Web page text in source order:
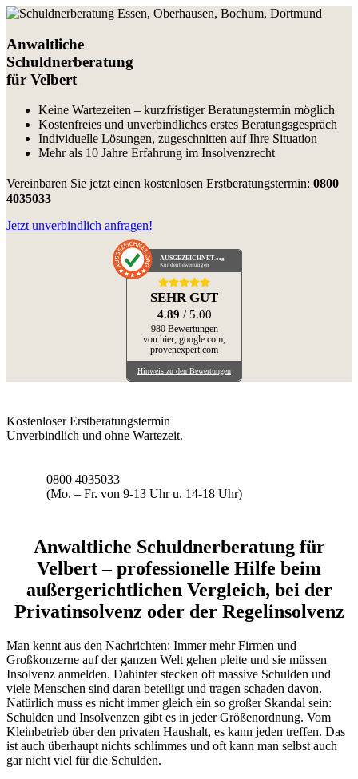
Anwaltliche
Schuldnerberatung
für Velbert
Keine Wartezeiten – kurzfristiger Beratungstermin möglich
Kostenfreies und unverbindliches erstes Beratungsgespräch
Individuelle Lösungen, zugeschnitten auf Ihre Situation
Mehr als 10 Jahre Erfahrung im Insolvenzrecht
Vereinbaren Sie jetzt einen kostenlosen Erstberatungstermin: 0800
4035033
Jetzt unverbindlich anfragen!
AUSGEZEICHNET .org
Kundenbewertungen
SEHR GUT
4.89 / 5.00
980 Bewertungen
von hier, google.com,
provenexpert.com
Hinweis zu den Bewertungen
Kostenloser Erstberatungstermin
Unverbindlich und ohne Wartezeit.
0800 4035033
(Mo. – Fr. von 9-13 Uhr u. 14-18 Uhr)
Anwaltliche Schuldnerberatung für
Velbert – professionelle Hilfe beim
außergerichtlichen Vergleich, bei der
Privatinsolvenz oder der Regelinsolvenz
Man kennt aus den Nachrichten: Immer mehr Firmen und
Großkonzerne auf der ganzen Welt gehen pleite und sie müssen
Insolvenz anmelden. Dahinter stecken oft massive Schulden und
viele Menschen sind daran beteiligt und tragen schaden davon.
Natürlich muss es nicht immer gleich ein so großer Skandal sein:
Schulden und Insolvenzen gibt es in jeder Größenordnung. Vom
Kleinbetrieb über den privaten Haushalt, es kann jeden treffen. Das
ist auch überhaupt nichts schlimmes und oft kann man selbst auch
gar nicht viel für die Schulden.